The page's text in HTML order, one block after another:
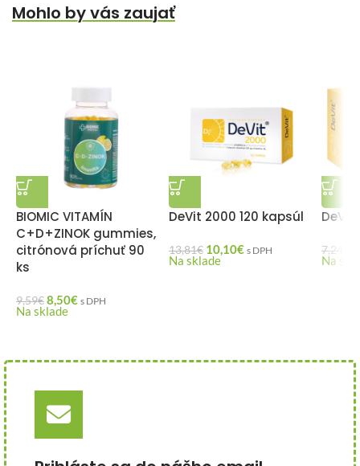
Mohlo by vás zaujať
BIOMIC VITAMÍN
C+D+ZINOK gummies,
citrónová príchuť 90
ks
9,59€8,50€ s DPH
Na sklade
DeVit 2000 120 kapsúl
13,81€ 10,10€ s DPH
Na sklade
DeVit
7,24
Na